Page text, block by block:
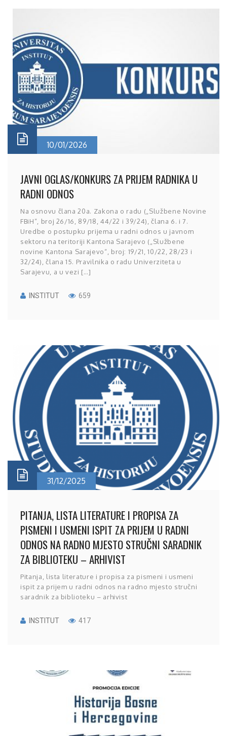
10/01/2026
JAVNI OGLAS/KONKURS ZA PRIJEM RADNIKA U
RADNI ODNOS
Na osnovu člana 20a. Zakona o radu („Službene Novine
FBiH“, broj 26/16, 89/18, 44/22 i 39/24), člana 6. i 7.
Uredbe o postupku prijema u radni odnos u javnom
sektoru na teritoriji Kantona Sarajevo („Službene
novine Kantona Sarajevo“, broj: 19/21, 10/22, 28/23 i
32/24), člana 15. Pravilnika o radu Univerziteta u
Sarajevu, a u vezi […]
INSTITUT 659
31/12/2025
PITANJA, LISTA LITERATURE I PROPISA ZA
PISMENI I USMENI ISPIT ZA PRIJEM U RADNI
ODNOS NA RADNO MJESTO STRUČNI SARADNIK
ZA BIBLIOTEKU – ARHIVIST
Pitanja, lista literature i propisa za pismeni i usmeni
ispit za prijem u radni odnos na radno mjesto stručni
saradnik za biblioteku – arhivist
INSTITUT 417